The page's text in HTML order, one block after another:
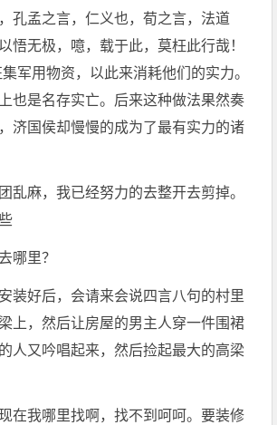
孔孟之言，仁义也，荀之言，法道
无极，噫，载于此，莫枉此行哉！
军用物资，以此来消耗他们的实力。
也是名存实亡。后来这种做法果然奏
济国侯却慢慢的成为了最有实力的诸
乱麻，我已经努力的去整开去剪掉。
哪里？
装好后，会请来会说四言八句的村里
上，然后让房屋的男主人穿一件围裙
人又吟唱起来，然后捡起最大的高梁
在我哪里找啊，找不到呵呵。要装修